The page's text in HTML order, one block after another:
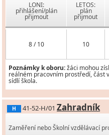
LONI:
přihlášení/plán
přijmout
LETOS:
plán
přijmout
8 / 10 10
Poznámky k oboru:žáci mohou
reálném pracovním prostředí, část
sídlí škola.
H 41-52-H/01 Zahradník
Zaměření nebo Školní vzdělávací